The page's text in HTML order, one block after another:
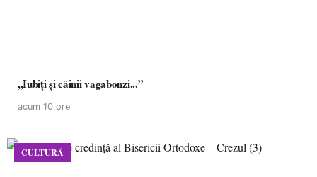
,,Iubiți și câinii vagabonzi...”
acum 10 ore
CULTURĂ